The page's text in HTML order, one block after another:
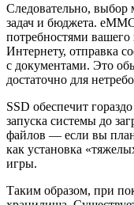
Следовательно,
задач и бюджета.
потребностями вашего
Интернету, отправка
с документами. Это
достаточно для
SSD обеспечит
запуска системы до
файлов — если вы
как установка
игры.
Таким образом, при